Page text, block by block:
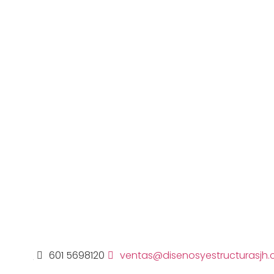
601 5698120